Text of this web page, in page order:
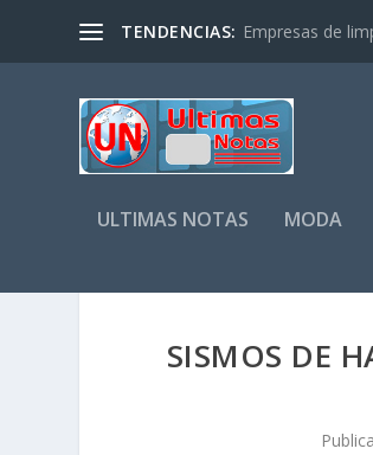
TENDENCIAS: Empresas de
ULTIMAS NOTAS MODA
SISMOS DE